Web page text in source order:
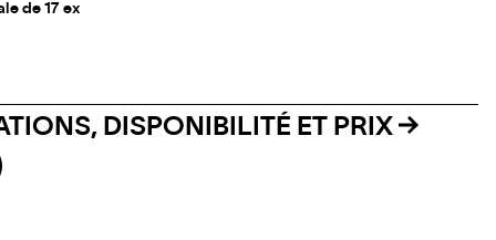
de 17 ex
DISPONIBILITÉ ET PRIX